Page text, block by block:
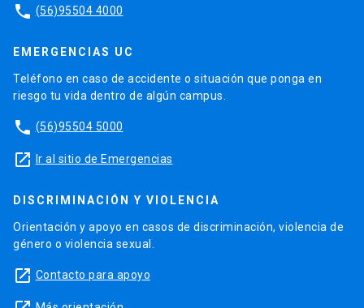
phone (56)95504 4000
EMERGENCIAS UC
Teléfono en caso de accidente o situación que ponga en
riesgo tu vida dentro de algún campus.
phone (56)95504 5000
launch Ir al sitio de Emergencias
DISCRIMINACIÓN Y VIOLENCIA
Orientación y apoyo en casos de discriminación, violencia de
género o violencia sexual.
launch Contacto para apoyo